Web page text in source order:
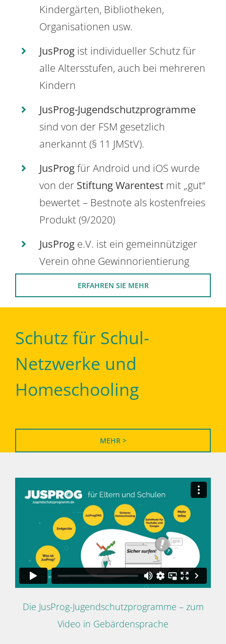
Kindergärten, Bibliotheken,
Organisationen usw.
JusProg ist individueller Schutz für
alle Altersstufen, auch bei mehreren
Kindern
JusProg-Jugendschutzprogramme
sind von der FSM gesetzlich
anerkannt (§ 11 JMStV).
JusProgfür Android und iOS wurde
von der Stiftung Warentest mit „gut“
bewertet – Bestnote als kostenfreies
Produkt (9/2020)
JusProg e.V. ist ein gemeinnütziger
Verein ohne Gewinnorientierung
ERFAHREN SIE MEHR
Schutz für Schul-
Netzwerke und
Homeschooling
MEHR >
Die JusProg-Jugendschutzprogramme – zum
Video in Gebärdensprache